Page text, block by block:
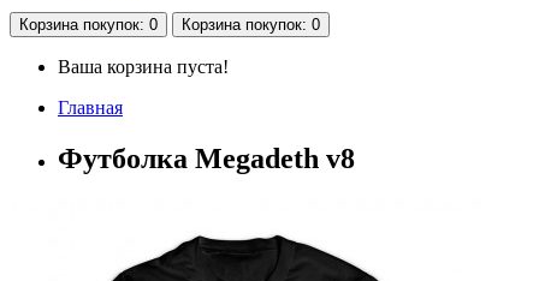
Корзинапокупок: 0 Корзинапокупок: 0
Ваша корзина пуста!
Главная
Футболка Megadeth v8